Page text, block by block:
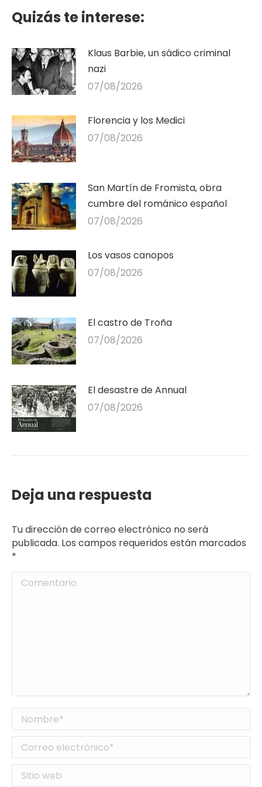
Quizás te interese:
Klaus Barbie, un sádico criminal
nazi
07/08/2026
Florencia y los Medici
07/08/2026
San Martín de Fromista, obra
cumbre del románico español
07/08/2026
Los vasos canopos
07/08/2026
El castro de Troña
07/08/2026
El desastre de Annual
07/08/2026
Deja una respuesta
Tu dirección de correo electrónico no será
publicada. Los campos requeridos están marcados
*
Comentario
Nombre *
Correo electrónico *
Sitio web